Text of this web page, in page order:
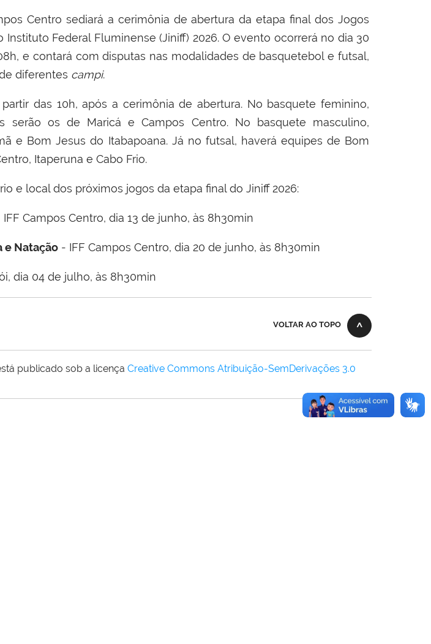
Centro sediará a cerimônia de abertura da etapa final dos Jogos
Instituto Federal Fluminense (Jiniff) 2026. O evento ocorrerá no dia 30
e contará com disputas nas modalidades de basquetebol e futsal,
diferentes campi.
das 10h, após a cerimônia de abertura. No basquete feminino,
serão os de Maricá e Campos Centro. No basquete masculino,
e Bom Jesus do Itabapoana. Já no futsal, haverá equipes de Bom
Itaperuna e Cabo Frio.
e local dos próximos jogos da etapa final do Jiniff 2026:
IFF Campos Centro, dia 13 de junho, às 8h30min
e Natação - IFF Campos Centro, dia 20 de junho, às 8h30min
dia 04 de julho, às 8h30min
VOLTAR AO TOPO
publicado sob a licença Creative Commons Atribuição-SemDerivações 3.0